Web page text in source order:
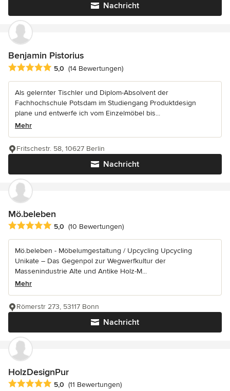
Nachricht
Benjamin Pistorius
Durchschnittliche Bewertung: 5 von 5 Sternen
5,0 (14 Bewertungen)
Als gelernter Tischler und Diplom-Absolvent der
Fachhochschule Potsdam im Studiengang Produktdesign
plane und entwerfe ich vom Einzelmöbel bis...
Mehr
Nachricht
Fritschestr. 58, 10627 Berlin
Mö.beleben
Durchschnittliche Bewertung: 5 von 5 Sternen
5,0 (10 Bewertungen)
Mö.beleben - Möbelumgestaltung / Upcycling Upcycling
Unikate – Das Gegenpol zur Wegwerfkultur der
Massenindustrie Alte und Antike Holz-M...
Mehr
Nachricht
Römerstr 273, 53117 Bonn
HolzDesignPur
Durchschnittliche Bewertung: 5 von 5 Sternen
5,0 (11 Bewertungen)